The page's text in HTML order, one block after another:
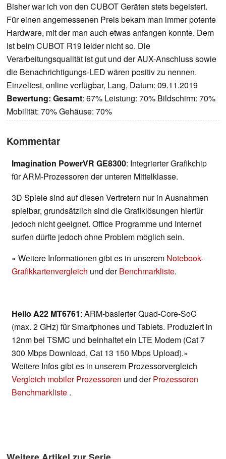
Bisher war ich von den CUBOT Geräten stets begeistert.
Für einen angemessenen Preis bekam man immer potente
Hardware, mit der man auch etwas anfangen konnte. Dem
ist beim CUBOT R19 leider nicht so. Die
Verarbeitungsqualität ist gut und der AUX-Anschluss sowie
die Benachrichtigungs-LED wären positiv zu nennen.
Einzeltest, online verfügbar, Lang, Datum: 09.11.2019
Bewertung: Gesamt: 67% Leistung: 70% Bildschirm: 70%
Mobilität: 70% Gehäuse: 70%
Kommentar
Imagination PowerVR GE8300: Integrierter Grafikchip
für ARM-Prozessoren der unteren Mittelklasse.
3D Spiele sind auf diesen Vertretern nur in Ausnahmen
spielbar, grundsätzlich sind die Grafiklösungen hierfür
jedoch nicht geeignet. Office Programme und Internet
surfen dürfte jedoch ohne Problem möglich sein.
» Weitere Informationen gibt es in unserem Notebook-
Grafikkartenvergleich und derBenchmarkliste.
Helio A22 MT6761: ARM-basierter Quad-Core-SoC
(max. 2 GHz) für Smartphones und Tablets. Produziert in
12nm bei TSMC und beinhaltet ein LTE Modem (Cat 7
300 Mbps Download, Cat 13 150 Mbps Upload).»
Weitere Infos gibt es in unserem Prozessorvergleich
Vergleich mobiler Prozessoren und derProzessoren
Benchmarkliste .